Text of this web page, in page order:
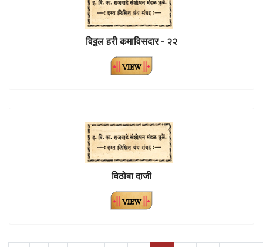
विठ्ठल हरी कमाविसदार - २२
विठोबा दाजी